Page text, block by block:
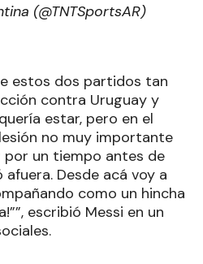
(@TNTSportsAR)
estos dos partidos tan
contra Uruguay y
estar, pero en el
no muy importante
por un tiempo antes de
Desde acá voy a
como un hincha
escribió Messi en un